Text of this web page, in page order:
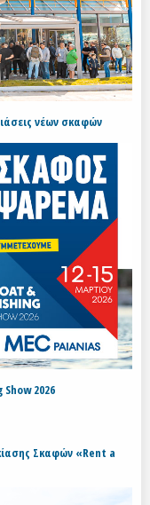
νέων σκαφών
2026
Σκαφών «Rent a